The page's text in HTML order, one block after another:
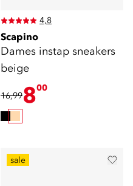
4,8
Scapino
Dames instap sneakers
beige
16,99800
sale